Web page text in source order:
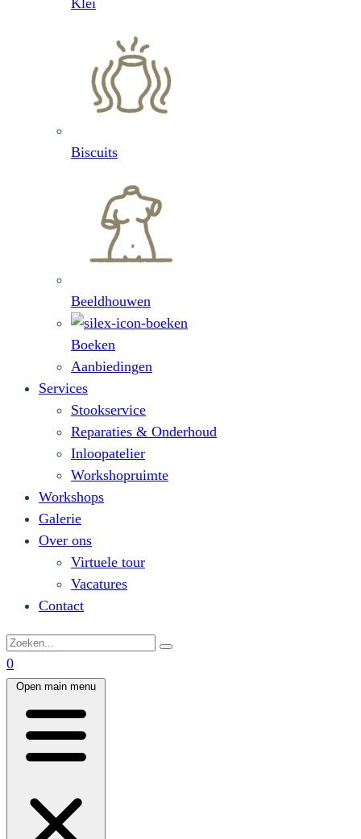
Klei
Biscuits
Beeldhouwen
Boeken
Aanbiedingen
Services
Stookservice
Reparaties & Onderhoud
Inloopatelier
Workshopruimte
Workshops
Galerie
Over ons
Virtuele tour
Vacatures
Contact
0
Open main menu